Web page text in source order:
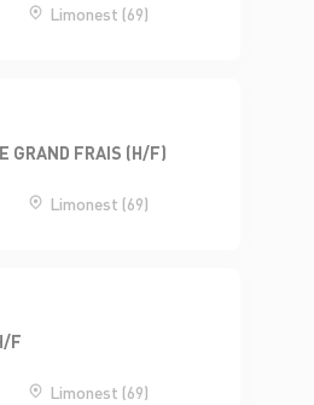
Limonest (69)
GRAND FRAIS (H/F)
Limonest (69)
F
Limonest (69)